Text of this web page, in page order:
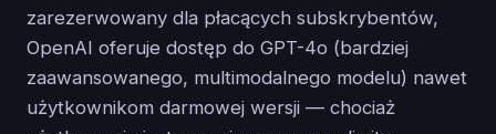
zarezerwowany dla płacących subskrybentów,
OpenAI oferuje dostęp do GPT-4o (bardziej
zaawansowanego, multimodalnego modelu) nawet
użytkownikom darmowej wersji — chociaż